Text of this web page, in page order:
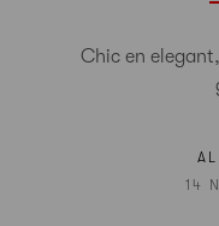
Chic en
14